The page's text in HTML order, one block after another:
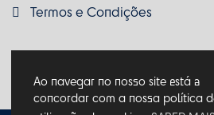
Ao navegar no nosso site está a
concordar com a nossa política
Termos e Condições